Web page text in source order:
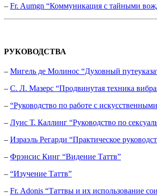
– Fr. Aumgn “Коммуникация с тайными
РУКОВОДСТВА
– Мигель де Молинос “Духовный
– С. Л. Мазерс “Продвинутая техника
– “Руководство по работе с
– Луис Т. Каллинг “Руководство по
– Израэль Регарди “Практическое
– Фрэнсис Кинг “Видение Таттв”
– “Изучение Таттв”
– Fr. Adonis “Таттвы и их использование